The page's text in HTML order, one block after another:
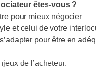
êtes-vous ?
pour mieux négocier
et celui de votre
pour être en
de l’acheteur.